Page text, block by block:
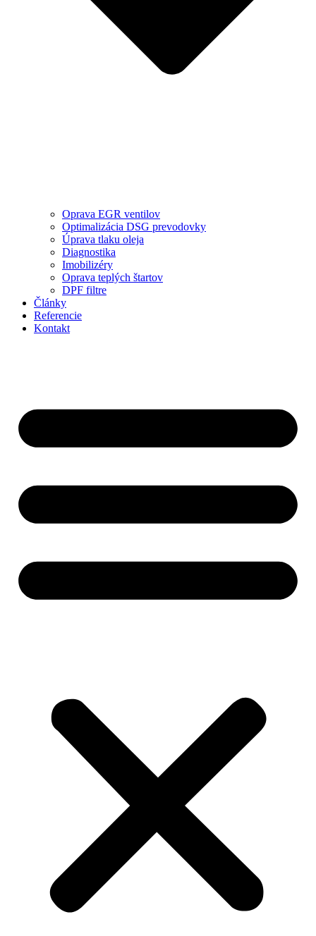
Oprava EGR ventilov
Optimalizácia DSG prevodovky
Úprava tlaku oleja
Diagnostika
Imobilizéry
Oprava teplých štartov
DPF filtre
Články
Referencie
Kontakt